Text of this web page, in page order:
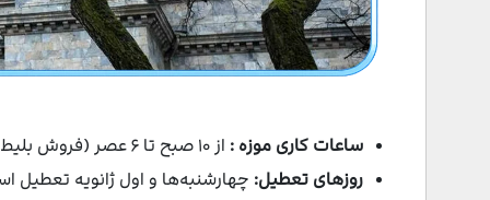
ساعات کاری موزه : از ۱۰ صبح تا ۶ عصر (فروش بلیط تا ساعت ۱۷:۳۰)
روزهای تعطیل: چهارشنبه‌ها و اول ژانویه تعطیل